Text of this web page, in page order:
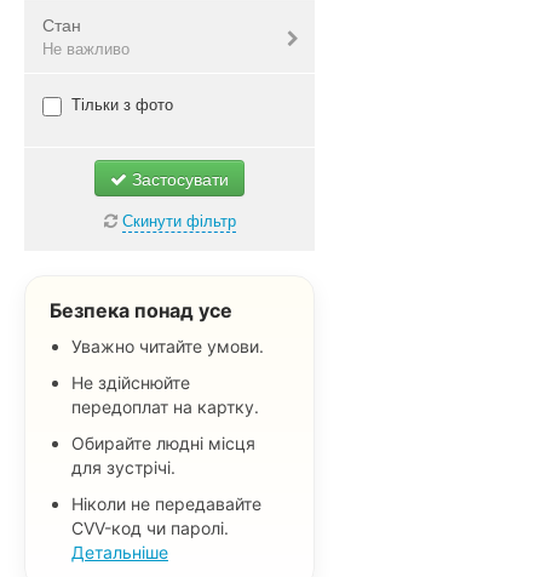
Спорт
Рибалка, полювання, кемпінг
Музыкальные инструменты
Антикваріат
Стан
Не важливо
Нове
Не важливо
Тільки з фото
Застосувати
Скинути фільтр
Безпека понад усе
Уважно читайте умови.
Не здійснюйте
передоплат на картку.
Обирайте людні місця
для зустрічі.
Ніколи не передавайте
CVV-код чи паролі.
Детальніше